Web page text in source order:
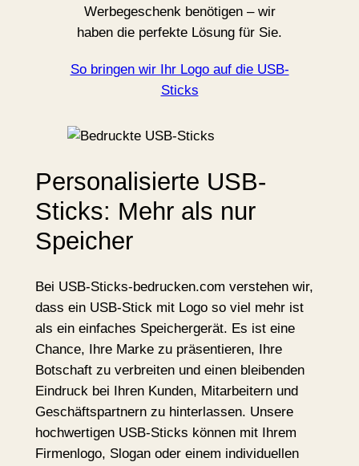
Werbegeschenk benötigen – wir
haben die perfekte Lösung für Sie.
So bringen wir Ihr Logo auf die USB-
Sticks
Personalisierte USB-
Sticks: Mehr als nur
Speicher
Bei USB-Sticks-bedrucken.com verstehen wir,
dass ein USB-Stick mit Logo so viel mehr ist
als ein einfaches Speichergerät. Es ist eine
Chance, Ihre Marke zu präsentieren, Ihre
Botschaft zu verbreiten und einen bleibenden
Eindruck bei Ihren Kunden, Mitarbeitern und
Geschäftspartnern zu hinterlassen. Unsere
hochwertigen USB-Sticks können mit Ihrem
Firmenlogo, Slogan oder einem individuellen